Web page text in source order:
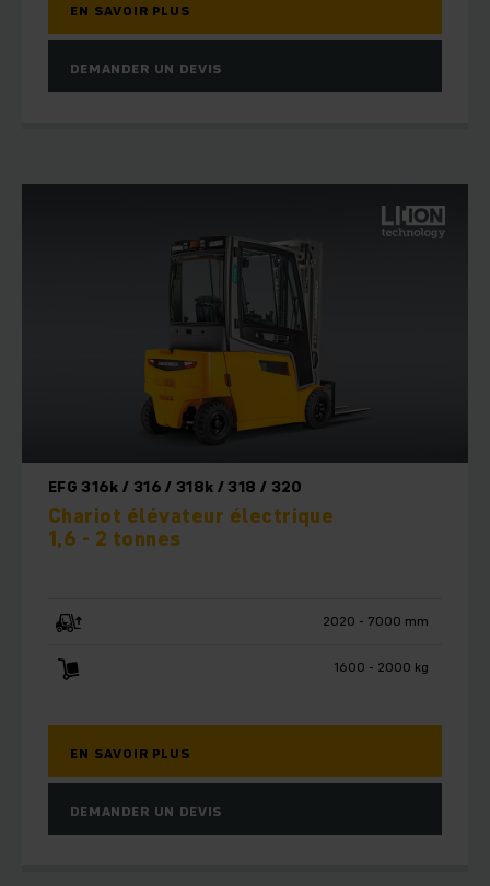
EN SAVOIR PLUS
DEMANDER UN DEVIS
EFG 316k / 316 / 318k / 318 / 320
Chariot élévateur électrique
1,6 - 2 tonnes
2020 - 7000 mm
1600 - 2000 kg
EN SAVOIR PLUS
DEMANDER UN DEVIS